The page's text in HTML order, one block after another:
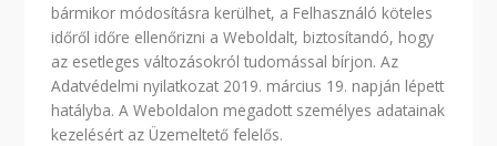
bármikor módosításra kerülhet, a Felhasználó köteles
időről időre ellenőrizni a Weboldalt, biztosítandó, hogy
az esetleges változásokról tudomással bírjon. Az
Adatvédelmi nyilatkozat 2019. március 19. napján lépett
hatályba. A Weboldalon megadott személyes adatainak
kezelésért az Üzemeltető felelős.